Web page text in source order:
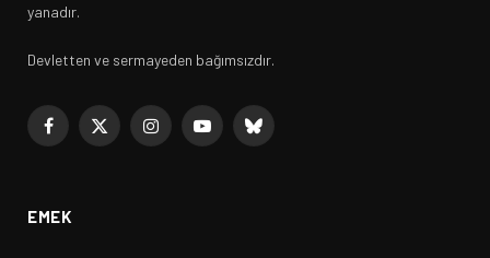
yanadır.
Devletten ve sermayeden bağımsızdır.
Facebook
X
InstagramYouTubeBluesky
EMEK